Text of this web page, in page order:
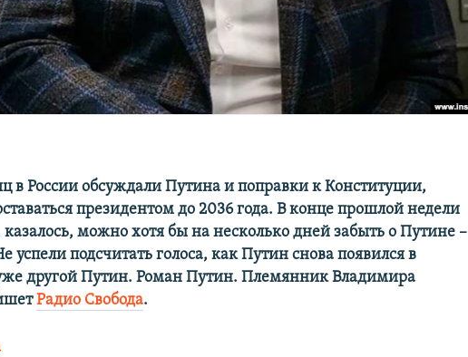
в России обсуждали Путина и поправки к Конституции,
президентом до 2036 года. В конце прошлой недели
можно хотя бы на несколько дней забыть о Путине –
успели подсчитать голоса, как Путин снова появился в
другой Путин. Роман Путин. Племянник Владимира
Радио Свобода.